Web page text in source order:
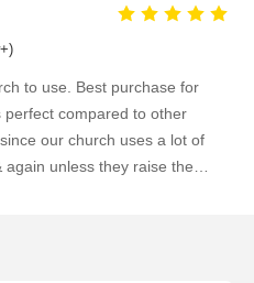
to use. Best purchase for
perfect compared to other
our church uses a lot of
again unless they raise the